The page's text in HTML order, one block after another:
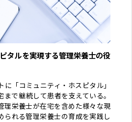
タルを実現する管理栄養士の役
「コミュニティ・ホスピタル」
まで継続して患者を支えている。
理栄養士が在宅を含めた様々な現
られる管理栄養士の育成を実践し